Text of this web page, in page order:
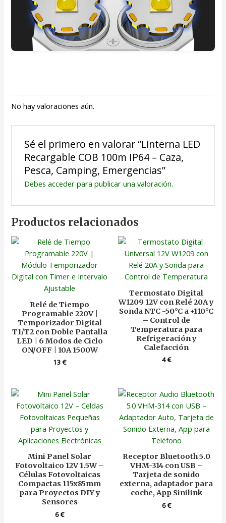
No hay valoraciones aún.
Sé el primero en valorar “Linterna LED
Recargable COB 100m IP64 – Caza,
Pesca, Camping, Emergencias”
Debes accederpara publicar una valoración.
Productos relacionados
Relé de Tiempo
Programable 220V |
Temporizador Digital
T1/T2 con Doble Pantalla
LED | 6 Modos de Ciclo
ON/OFF | 10A 1500W
13€
Termostato Digital
W1209 12V con Relé 20A y
Sonda NTC -50°C a +110°C
– Control de
Temperatura para
Refrigeración y
Calefacción
4€
Mini Panel Solar
Fotovoltaico 12V 1.5W –
Células Fotovoltaicas
Compactas 115x85mm
para Proyectos DIY y
Sensores
6€
Receptor Bluetooth 5.0
VHM-314 con USB –
Tarjeta de sonido
externa, adaptador para
coche, App Sinilink
6€